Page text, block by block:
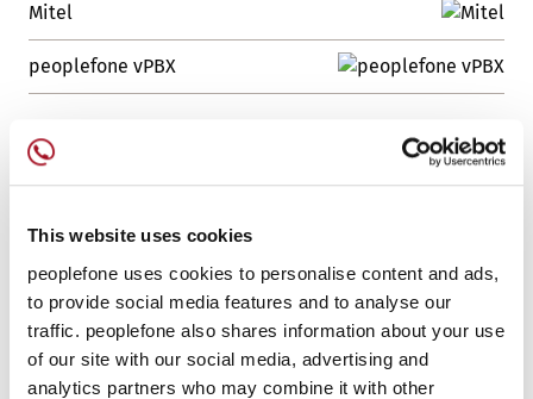
This website uses cookies
peoplefone uses cookies to personalise content and ads,
to provide social media features and to analyse our
traffic. peoplefone also shares information about your use
of our site with our social media, advertising and
analytics partners who may combine it with other
Mitel
peoplefone vPBX